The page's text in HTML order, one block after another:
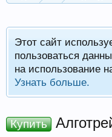
Этот сайт
пользоваться
на использование
Узнать больше.
Купить